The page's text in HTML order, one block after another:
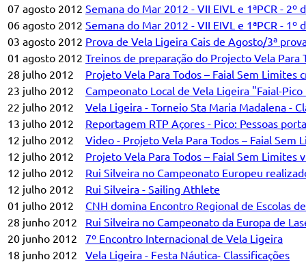
07 agosto 2012 Semana do Mar 2012 - VII EIVL e 1ªPCR - 2º
06 agosto 2012 Semana do Mar 2012 - VII EIVL e 1ªPCR - 1º
03 agosto 2012 Prova de Vela Ligeira Cais de Agosto/3ª
01 agosto 2012 Treinos de preparação do Projecto Vela Para
28 julho 2012
Projeto Vela Para Todos – Faial Sem Limites
23 julho 2012
Campeonato Local de Vela Ligeira "Faial-
22 julho 2012
Vela Ligeira - Torneio Sta Maria Madalena -
13 julho 2012
Reportagem RTP Açores - Pico: Pessoas
12 julho 2012
Video - Projeto Vela Para Todos – Faial Sem
12 julho 2012
Projeto Vela Para Todos – Faial Sem Limites
12 julho 2012
Rui Silveira no Campeonato Europeu
12 julho 2012
Rui Silveira - Sailing Athlete
01 julho 2012
CNH domina Encontro Regional de Escolas
28 junho 2012
Rui Silveira no Campeonato da Europa de
20 junho 2012
7º Encontro Internacional de Vela Ligeira
18 junho 2012
Vela Ligeira - Festa Náutica- Classificações